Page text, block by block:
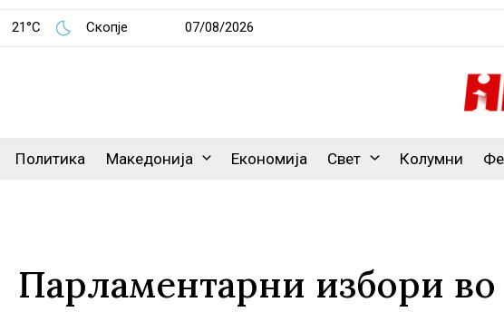
21°C Скопје 07/08/2026
Политика Македонија Економија Свет Колумни
Парламентарни избори